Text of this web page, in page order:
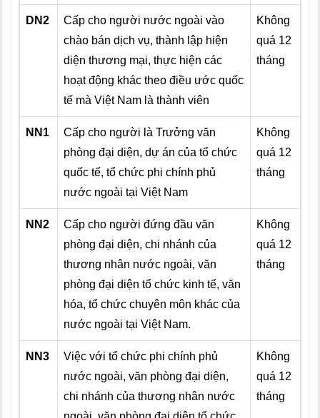
DN2
Cấp cho người nước ngoài vào
chào bán dịch vụ, thành lập hiện
diện thương mại, thực hiện các
hoạt động khác theo điều ước quốc
tế mà Việt Nam là thành viên
Không
quá 12
tháng
NN1
Cấp cho người là Trưởng văn
phòng đại diện, dự án của tổ chức
quốc tế, tổ chức phi chính phủ
nước ngoài tại Việt Nam
Không
quá 12
tháng
NN2
Cấp cho người đứng đầu văn
phòng đại diện, chi nhánh của
thương nhân nước ngoài, văn
phòng đại diện tổ chức kinh tế, văn
hóa, tổ chức chuyên môn khác của
nước ngoài tại Việt Nam.
Không
quá 12
tháng
NN3
Việc với tổ chức phi chính phủ
nước ngoài, văn phòng đại diện,
chi nhánh của thương nhân nước
Không
quá 12
tháng